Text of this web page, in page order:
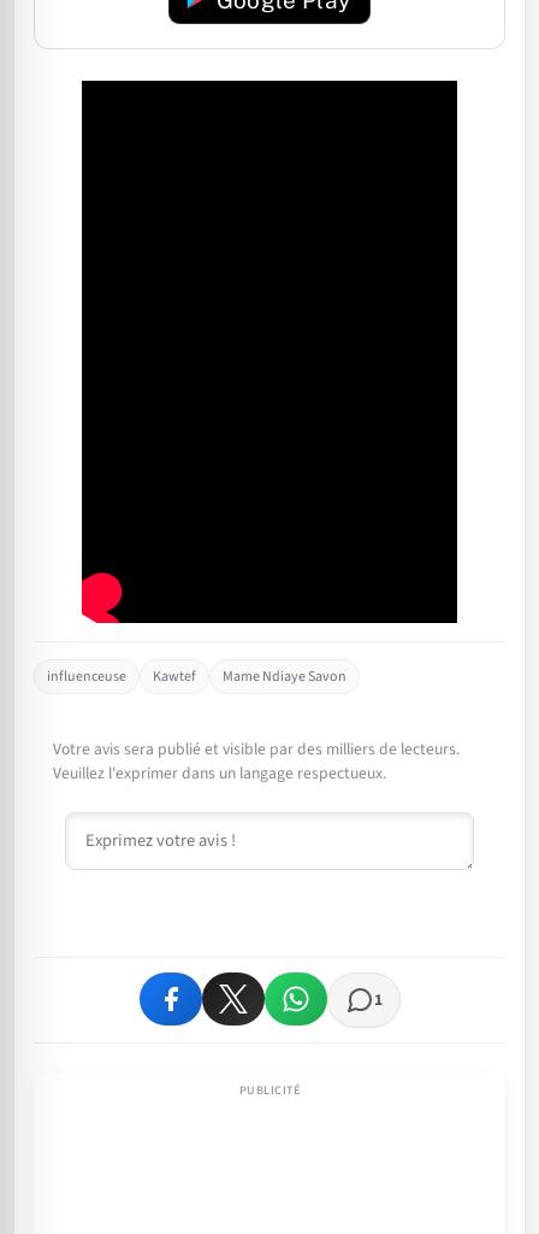
influenceuse Kawtef Mame Ndiaye Savon
Votre avis sera publié et visible par des milliers de lecteurs.
Veuillez l'exprimer dans un langage respectueux.
Commentaire
1